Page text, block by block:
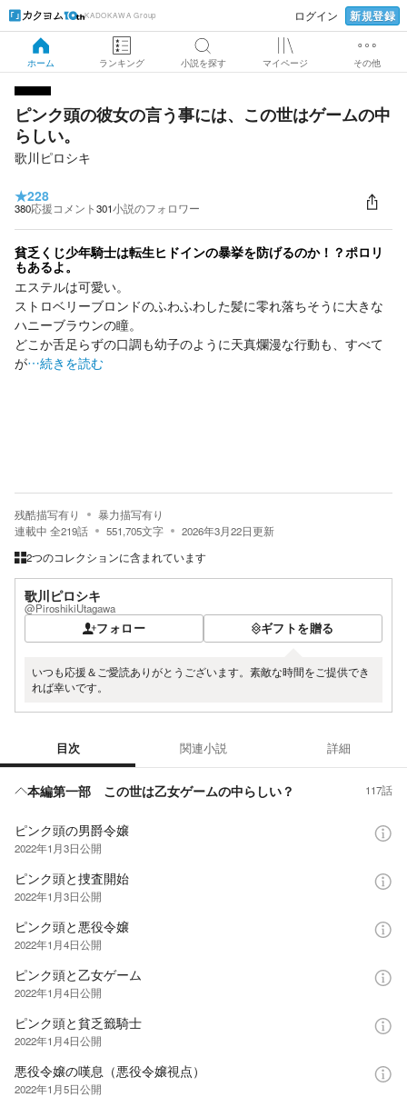
KADOKAWA Group ログイン 新規登録
ホーム ランキング 小説を探す マイページ その他
ピンク頭の彼女の言う事には、この世はゲームの中
らしい。
歌川ピロシキ
★228
380応援コメント301小説のフォロワー
貧乏くじ少年騎士は転生ヒドインの暴挙を防げるのか！？ポロリ
もあるよ。
エステルは可愛い。
ストロベリーブロンドのふわふわした髪に零れ落ちそうに大きな
ハニーブラウンの瞳。
どこか舌足らずの口調も幼子のように天真爛漫な行動も、すべて
が…続きを読む
残酷描写有り
暴力描写有り
連載中 全219話 551,705文字 2026年3月22日更新
2つのコレクションに含まれています
歌川ピロシキ
@PiroshikiUtagawa
フォロー ギフトを贈る
いつも応援＆ご愛読ありがとうございます。素敵な時間をご提供でき
れば幸いです。
目次 関連小説 詳細
本編第一部 この世は乙女ゲームの中らしい？ 117話
ピンク頭の男爵令嬢
2022年1月3日公開
ピンク頭と捜査開始
2022年1月3日公開
ピンク頭と悪役令嬢
2022年1月4日公開
ピンク頭と乙女ゲーム
2022年1月4日公開
ピンク頭と貧乏籤騎士
2022年1月4日公開
悪役令嬢の嘆息（悪役令嬢視点）
2022年1月5日公開